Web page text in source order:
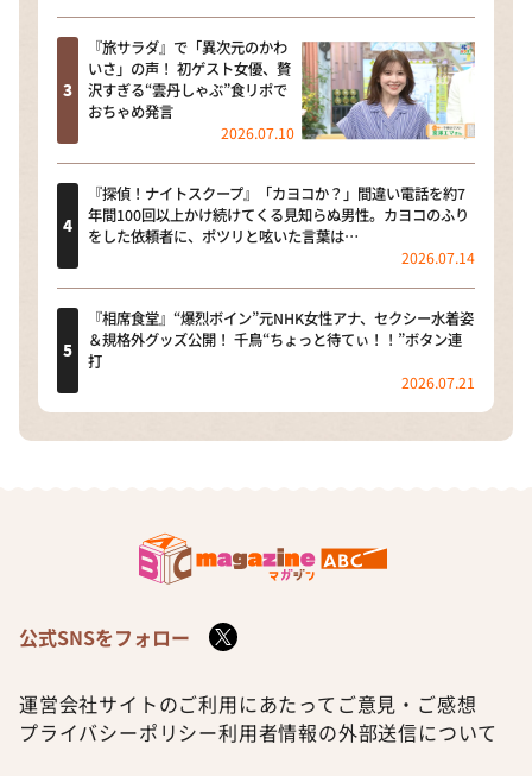
『旅サラダ』で「異次元のかわ
いさ」の声！ 初ゲスト女優、贅
沢すぎる“雲丹しゃぶ”食リポで
おちゃめ発言
2026.07.10
『探偵！ナイトスクープ』「カヨコか？」間違い電話を約7
年間100回以上かけ続けてくる見知らぬ男性。カヨコのふり
をした依頼者に、ポツリと呟いた言葉は…
2026.07.14
『相席食堂』“爆烈ボイン”元NHK女性アナ、セクシー水着姿
＆規格外グッズ公開！ 千鳥“ちょっと待てぃ！！”ボタン連
打
2026.07.21
公式SNSをフォロー
運営会社サイトのご利用にあたって ご意見・ご感想
プライバシーポリシー利用者情報の外部送信について